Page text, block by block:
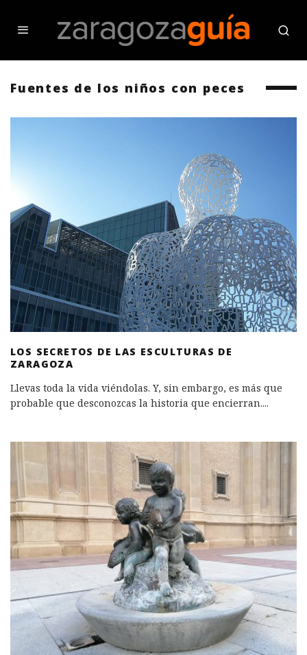
Fuentes de los niños con peces
LOS SECRETOS DE LAS ESCULTURAS DE
ZARAGOZA
Llevas toda la vida viéndolas. Y, sin embargo, es más que
probable que desconozcas la historia que encierran....